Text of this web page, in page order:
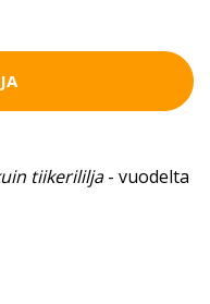
tiikerililja- vuodelta